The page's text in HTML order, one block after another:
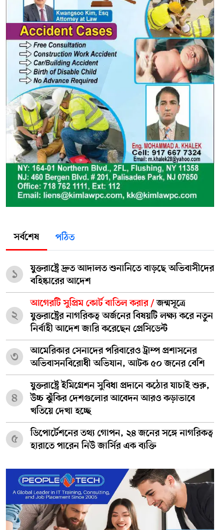
সর্বশেষ পঠিত
১
যুক্তরাষ্ট্রে দ্রুত আদালত শুনানিতে বাড়ছে অভিবাসীদের
বহিষ্কারের আদেশ
২
আগেরটি সুপ্রিম কোর্ট বাতিল করার /জন্মসূত্রে
যুক্তরাষ্ট্রের নাগরিকত্ব অর্জনের বিষয়টি লক্ষ্য করে নতুন
নির্বাহী আদেশ জারি করেছেন প্রেসিডেন্ট
৩
আমেরিকার সেনাদের পরিবারেও ট্রাম্প প্রশাসনের
অভিবাসনবিরোধী অভিযান, আটক ৫০ জনের বেশি
৪
যুক্তরাষ্ট্রে ইমিগ্রেশন সুবিধা প্রদানে কঠোর যাচাই শুরু,
উচ্চ ঝুঁকির দেশগুলোর আবেদন আরও কড়াভাবে
খতিয়ে দেখা হচ্ছে
৫
ডিপোর্টেশনের তথ্য গোপন, ২৪ জনের সঙ্গে নাগরিকত্ব
হারাতে পারেন নিউ জার্সির এক ব্যক্তি